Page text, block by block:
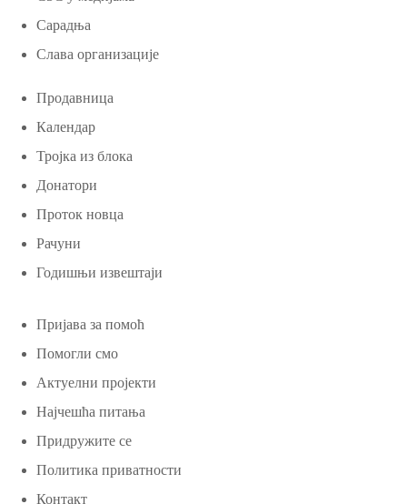
Сарадња
Слава организације
Продавница
Календар
Тројка из блока
Донатори
Проток новца
Рачуни
Годишњи извештаји
Пријава за помоћ
Помогли смо
Актуелни пројекти
Најчешћа питања
Придружите се
Политика приватности
Контакт